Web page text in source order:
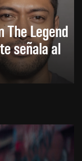
The Legend
señala al